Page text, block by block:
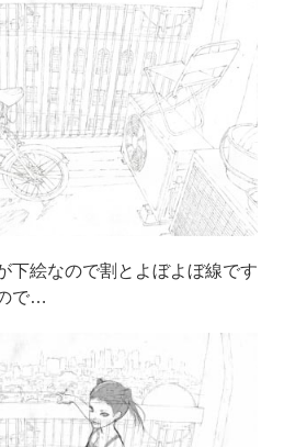
下絵なので割とよぼよぼ線です
で…